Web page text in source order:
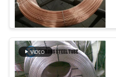
SITE
POLITIQUE
EN
MATIÈRE